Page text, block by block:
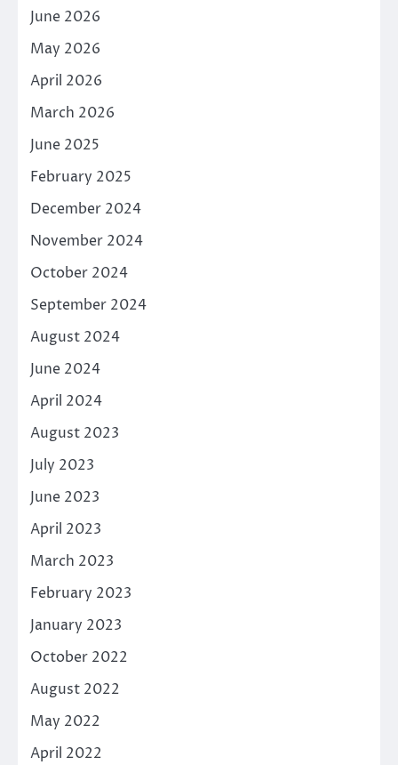
June 2026
May 2026
April 2026
March 2026
June 2025
February 2025
December 2024
November 2024
October 2024
September 2024
August 2024
June 2024
April 2024
August 2023
July 2023
June 2023
April 2023
March 2023
February 2023
January 2023
October 2022
August 2022
May 2022
April 2022